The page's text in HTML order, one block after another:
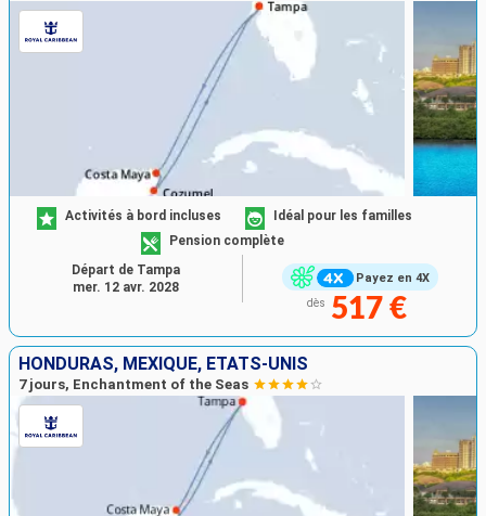
Payez en 4X
Activités à bord incluses
Idéal pour les familles
Pension complète
dès 517 €
Départ de Tampa
mer. 12 avr. 2028
HONDURAS, MEXIQUE, ÉTATS-UNIS
7 jours, Enchantment of the Seas